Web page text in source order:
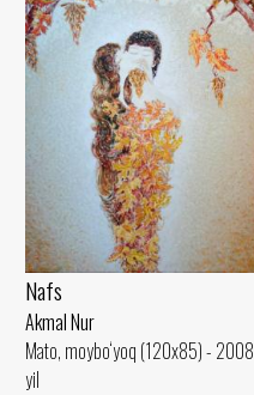
Nafs
Akmal Nur
Mato, moybo‘yoq (120x85) - 2008
yil